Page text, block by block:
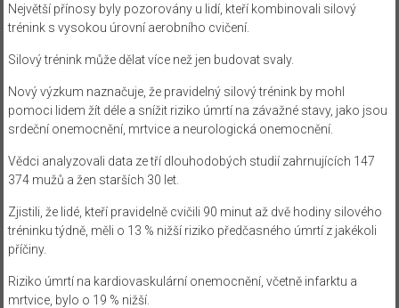
Největší přínosy byly pozorovány u lidí, kteří kombinovali silový
trénink s vysokou úrovní aerobního cvičení.
Silový trénink může dělat více než jen budovat svaly.
Nový výzkum naznačuje, že pravidelný silový trénink by mohl
pomoci lidem žít déle a snížit riziko úmrtí na závažné stavy, jako jsou
srdeční onemocnění, mrtvice a neurologická onemocnění.
Vědci analyzovali data ze tří dlouhodobých studií zahrnujících 147
374 mužů a žen starších 30 let.
Zjistili, že lidé, kteří pravidelně cvičili 90 minut až dvě hodiny silového
tréninku týdně, měli o 13 % nižší riziko předčasného úmrtí z jakékoli
příčiny.
Riziko úmrtí na kardiovaskulární onemocnění, včetně infarktu a
mrtvice, bylo o 19 % nižší.